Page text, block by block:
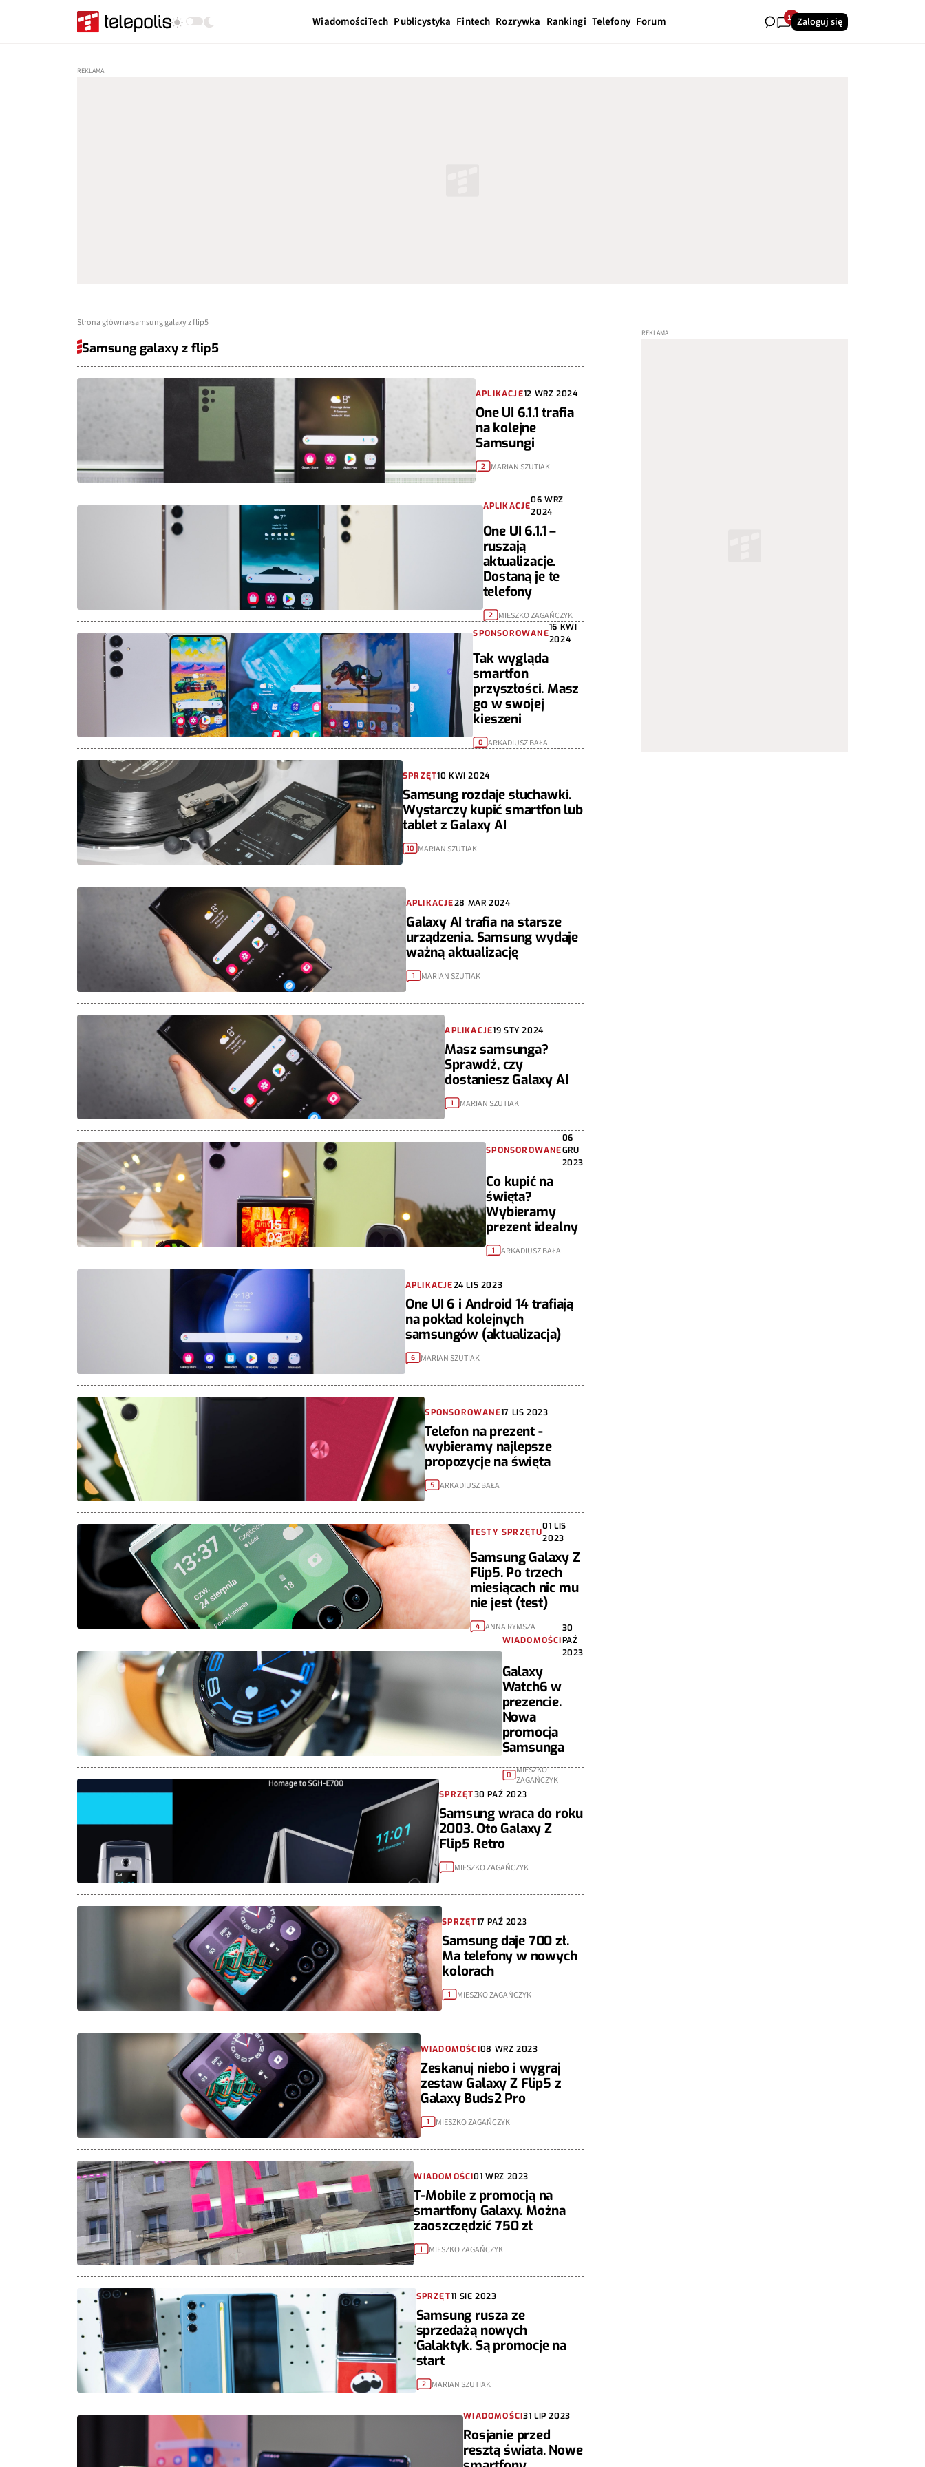
WiadomościTech Publicystyka Fintech Rozrywka Rankingi Telefony Forum 16Zaloguj się
Strona główna samsung galaxy z flip5
Samsung galaxy z flip5
APLIKACJE12 WRZ 2024
One UI 6.1.1 trafia
na kolejne
Samsungi
2 MARIAN SZUTIAK
APLIKACJE
06 WRZ
2024
One UI 6.1.1 –
ruszają
aktualizacje.
Dostaną je te
telefony
2 MIESZKO ZAGAŃCZYK
SPONSOROWANE
16 KWI
2024
Tak wygląda
smartfon
przyszłości. Masz
go w swojej
kieszeni
0 ARKADIUSZ BAŁA
SPRZĘT10 KWI 2024
Samsung rozdaje słuchawki.
Wystarczy kupić smartfon lub
tablet z Galaxy AI
10 MARIAN SZUTIAK
APLIKACJE28 MAR 2024
Galaxy AI trafia na starsze
urządzenia. Samsung wydaje
ważną aktualizację
1 MARIAN SZUTIAK
APLIKACJE19 STY 2024
Masz samsunga?
Sprawdź, czy
dostaniesz Galaxy AI
1 MARIAN SZUTIAK
SPONSOROWANE
06
GRU
2023
Co kupić na
święta?
Wybieramy
prezent idealny
1 ARKADIUSZ BAŁA
APLIKACJE24 LIS 2023
One UI 6 i Android 14 trafiają
na pokład kolejnych
samsungów (aktualizacja)
6 MARIAN SZUTIAK
SPONSOROWANE17 LIS 2023
Telefon na prezent -
wybieramy najlepsze
propozycje na święta
5 ARKADIUSZ BAŁA
TESTY SPRZĘTU
01 LIS
2023
Samsung Galaxy Z
Flip5. Po trzech
miesiącach nic mu
nie jest (test)
4 ANNA RYMSZA
WIADOMOŚCI
30
PAŹ
2023
Galaxy
Watch6 w
prezencie.
Nowa
promocja
Samsunga
0 MIESZKO
ZAGAŃCZYK
SPRZĘT30 PAŹ 2023
Samsung wraca do roku
2003. Oto Galaxy Z
Flip5 Retro
1 MIESZKO ZAGAŃCZYK
SPRZĘT17 PAŹ 2023
Samsung daje 700 zł.
Ma telefony w nowych
kolorach
1 MIESZKO ZAGAŃCZYK
WIADOMOŚCI08 WRZ 2023
Zeskanuj niebo i wygraj
zestaw Galaxy Z Flip5 z
Galaxy Buds2 Pro
1 MIESZKO ZAGAŃCZYK
WIADOMOŚCI01 WRZ 2023
T-Mobile z promocją na
smartfony Galaxy. Można
zaoszczędzić 750 zł
1 MIESZKO ZAGAŃCZYK
SPRZĘT11 SIE 2023
Samsung rusza ze
sprzedażą nowych
Galaktyk. Są promocje na
start
2 MARIAN SZUTIAK
WIADOMOŚCI31 LIP 2023
Rosjanie przed
resztą świata. Nowe